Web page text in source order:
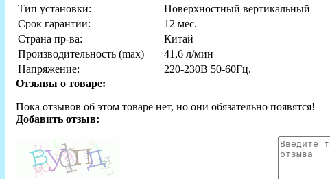
Тип установки:
Поверхностный вертикальный
Срок гарантии:
12 мес.
Страна пр-ва:
Китай
Производительность (max)
41,6 л/мин
Напряжение:
220-230В 50-60Гц.
Отзывы о товаре:
Пока отзывов об этом товаре нет, но они обязательно появятся!
Добавить отзыв: